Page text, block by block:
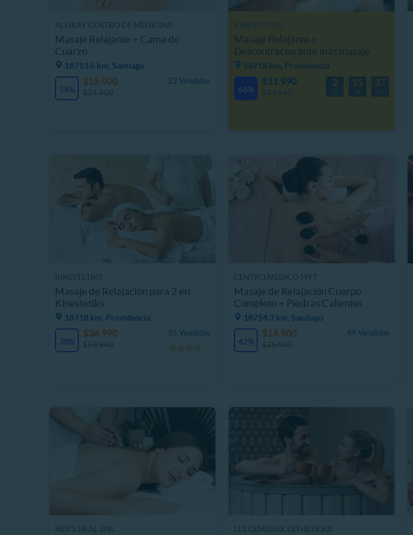
Masaje Relajante + Cama de
Cuarzo
18713.6 km, Santiago
54%
23 Vendidos
$15.900
Masaje Relajante o
Descontracturante más masaje
facial
18718 km, Providencia
66%
2 15 37
$11.990
Masaje de Relajación para 2 en
Kinestetiks
18718 km, Providencia
38%
35 Vendidos
$36.990
Masaje de Relajación Cuerpo
Completo + Piedras Calientes
18714.3 km, Santiago
42%
49 Vendidos
$14.900